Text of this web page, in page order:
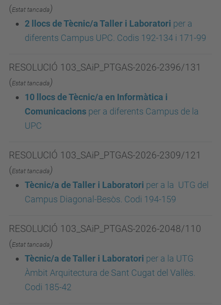
(Estat tancada )
2 llocs de Tècnic/a Taller i Laboratori per a
diferents Campus UPC. Codis 192-134 i 171-99
RESOLUCIÓ 103_SAiP_PTGAS-2026-2396/131
(Estat tancada )
10 llocs de Tècnic/a en Informàtica i
Comunicacions per a diferents Campus de la
UPC
RESOLUCIÓ 103_SAiP_PTGAS-2026-2309/121
(Estat tancada )
Tècnic/a de Taller i Laboratori per a la UTG del
Campus Diagonal-Besòs. Codi 194-159
RESOLUCIÓ 103_SAiP_PTGAS-2026-2048/110
(Estat tancada )
Tècnic/a de Taller i Laboratori per a la UTG
Àmbit Arquitectura de Sant Cugat del Vallès.
Codi 185-42